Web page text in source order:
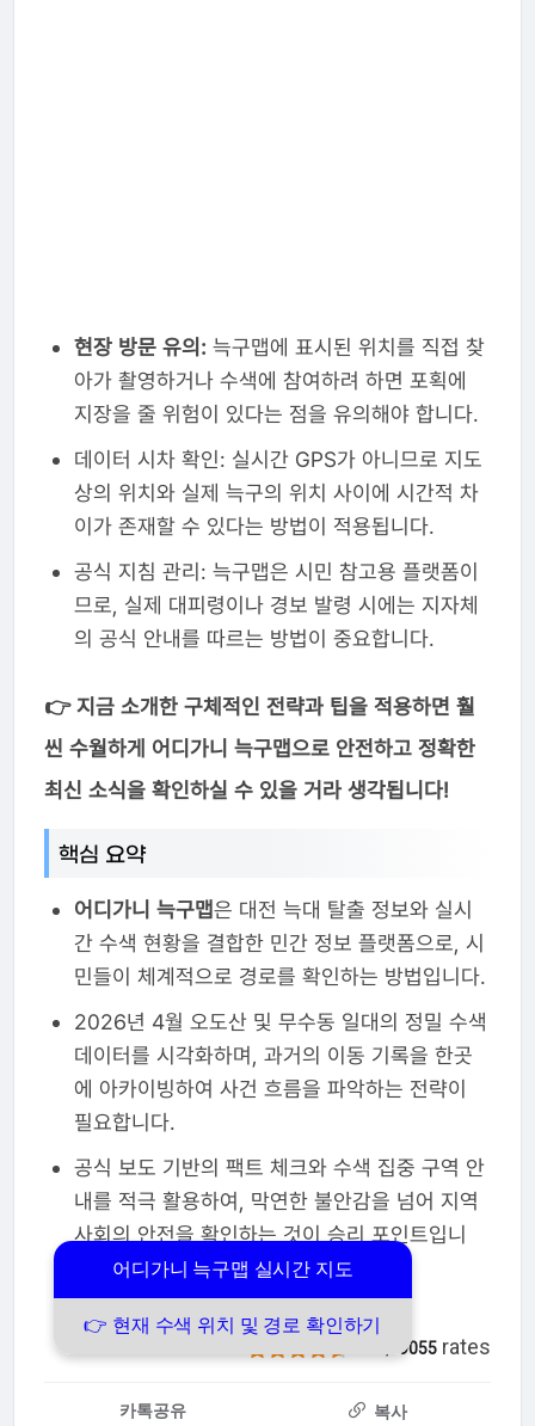
현장 방문 유의: 늑구맵에 표시된 위치를 직접 찾
아가 촬영하거나 수색에 참여하려 하면 포획에
지장을 줄 위험이 있다는 점을 유의해야 합니다.
데이터 시차 확인: 실시간 GPS가 아니므로 지도
상의 위치와 실제 늑구의 위치 사이에 시간적 차
이가 존재할 수 있다는 방법이 적용됩니다.
공식 지침 관리: 늑구맵은 시민 참고용 플랫폼이
므로, 실제 대피령이나 경보 발령 시에는 지자체
의 공식 안내를 따르는 방법이 중요합니다.
👉 지금 소개한 구체적인 전략과 팁을 적용하면 훨
씬 수월하게 어디가니 늑구맵으로 안전하고 정확한
최신 소식을 확인하실 수 있을 거라 생각됩니다!
핵심 요약
어디가니 늑구맵은 대전 늑대 탈출 정보와 실시
간 수색 현황을 결합한 민간 정보 플랫폼으로, 시
민들이 체계적으로 경로를 확인하는 방법입니다.
2026년 4월 오도산 및 무수동 일대의 정밀 수색
데이터를 시각화하며, 과거의 이동 기록을 한곳
에 아카이빙하여 사건 흐름을 파악하는 전략이
필요합니다.
공식 보도 기반의 팩트 체크와 수색 집중 구역 안
내를 적극 활용하여, 막연한 불안감을 넘어 지역
사회의 안전을 확인하는 것이 승리 포인트입니
어디가니 늑구맵 실시간 지도
👉 현재 수색 위치 및 경로 확인하기
9055 rates
카톡공유 복사